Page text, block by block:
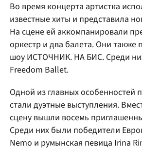
Во время концерта артистка
известные хиты и представила
На сцене ей аккомпанировали
оркестр и два балета. Они также
шоу ИСТОЧНИК. НА БИС. Среди
Freedom Ballet.
Одной из главных особенностей
стали дуэтные выступления.
сцену вышли восемь
Среди них были победители
Nemo и румынская певица Irina